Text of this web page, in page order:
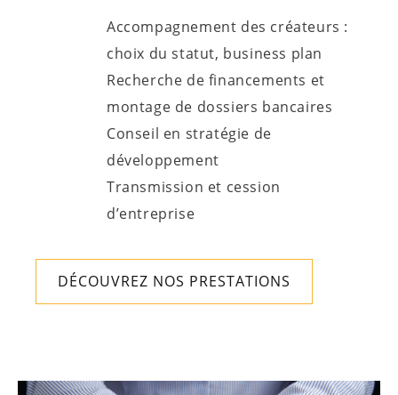
Accompagnement des créateurs :
choix du statut, business plan
Recherche de financements et
montage de dossiers bancaires
Conseil en stratégie de
développement
Transmission et cession
d’entreprise
DÉCOUVREZ NOS PRESTATIONS